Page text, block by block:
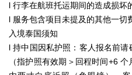
l 行李在航班托运期间的造成损坏
l 服务包含项目未提及的其他一切
入境泰国须知
l 持中国因私护照：客人报名前
（指护照有效期＞回程时间+6